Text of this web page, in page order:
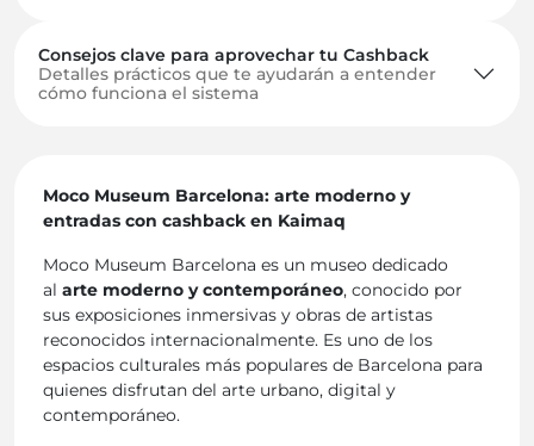
Consejos clave para aprovechar tu Cashback
Detalles prácticos que te ayudarán a entender
cómo funciona el sistema
Moco Museum Barcelona: arte moderno y
entradas con cashback en Kaimaq
Moco Museum Barcelona es un museo dedicado
al arte moderno y contemporáneo, conocido por
sus exposiciones inmersivas y obras de artistas
reconocidos internacionalmente. Es uno de los
espacios culturales más populares de Barcelona para
quienes disfrutan del arte urbano, digital y
contemporáneo.